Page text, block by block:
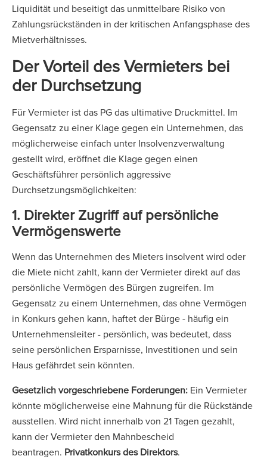
Liquidität und beseitigt das unmittelbare Risiko von
Zahlungsrückständen in der kritischen Anfangsphase des
Mietverhältnisses.
Der Vorteil des Vermieters bei
der Durchsetzung
Für Vermieter ist das PG das ultimative Druckmittel. Im
Gegensatz zu einer Klage gegen ein Unternehmen, das
möglicherweise einfach unter Insolvenzverwaltung
gestellt wird, eröffnet die Klage gegen einen
Geschäftsführer persönlich aggressive
Durchsetzungsmöglichkeiten:
1. Direkter Zugriff auf persönliche
Vermögenswerte
Wenn das Unternehmen des Mieters insolvent wird oder
die Miete nicht zahlt, kann der Vermieter direkt auf das
persönliche Vermögen des Bürgen zugreifen. Im
Gegensatz zu einem Unternehmen, das ohne Vermögen
in Konkurs gehen kann, haftet der Bürge - häufig ein
Unternehmensleiter - persönlich, was bedeutet, dass
seine persönlichen Ersparnisse, Investitionen und sein
Haus gefährdet sein könnten.
Gesetzlich vorgeschriebene Forderungen: Ein Vermieter
könnte möglicherweise eine Mahnung für die Rückstände
ausstellen. Wird nicht innerhalb von 21 Tagen gezahlt,
kann der Vermieter den Mahnbescheid
beantragen. Privatkonkurs des Direktors.